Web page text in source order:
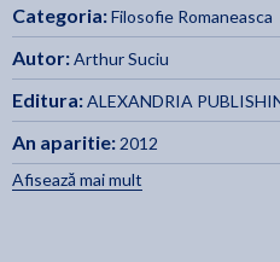
vertiginos prin beznă, care
lumină artificială, care scârţâie
suntem înghesuiţi şi singuri în
Categoria:Filosofie Romaneasca
Autor:Arthur Suciu
Editura:ALEXANDRIA
An aparitie: 2012
Afisează mai mult